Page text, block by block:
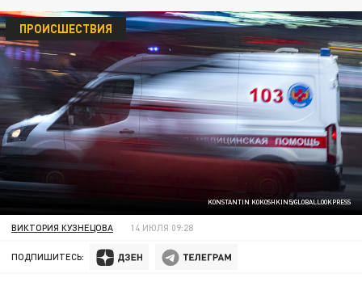
KONSTANTIN KOKOSHKIN5/GLOBALLOOKPRESS
ПРОИСШЕСТВИЯ
ВИКТОРИЯ КУЗНЕЦОВА 14 ИЮЛЯ 09:28
ПОДПИШИТЕСЬ: